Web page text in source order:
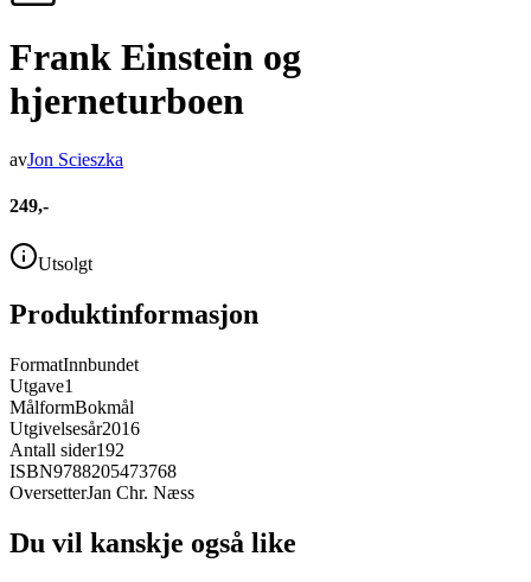
Frank Einstein og
hjerneturboen
avJon Scieszka
249,-
Utsolgt
Produktinformasjon
FormatInnbundet
Utgave1
MålformBokmål
Utgivelsesår2016
Antall sider192
ISBN9788205473768
OversetterJan Chr. Næss
Du vil kanskje også like